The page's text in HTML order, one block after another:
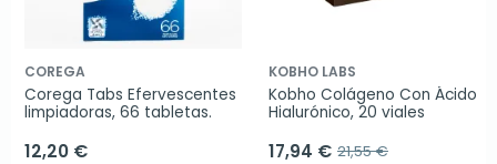
COREGA
Corega Tabs Efervescentes
limpiadoras, 66 tabletas.
12,20 €
KOBHO LABS
Kobho Colágeno Con Ácido
Hialurónico, 20 viales
17,94 € 21,55 €